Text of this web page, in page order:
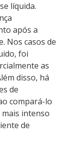
líquida.
após a
Nos casos de
foi
as
disso, há
de
compará-lo
intenso
de